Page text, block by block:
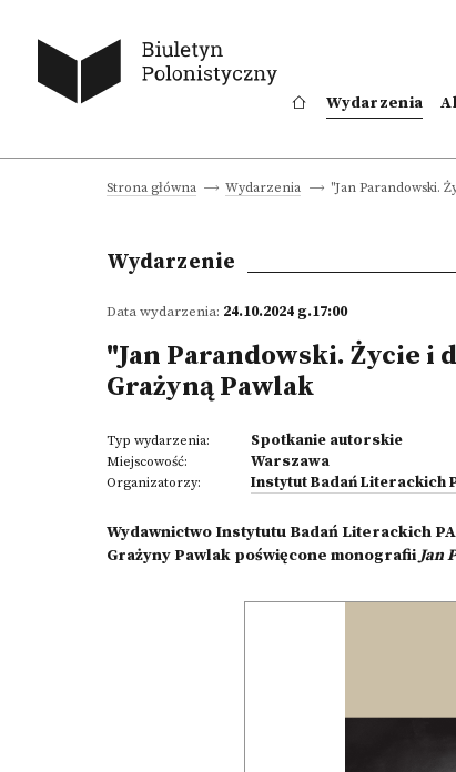
Wydarzenia
Strona główna Wydarzenia "Jan Parandowski.
Wydarzenie
Data wydarzenia: 24.10.2024 g.17:00
"Jan Parandowski. Życie i
Grażyną Pawlak
Typ wydarzenia: Spotkanie autorskie
Miejscowość: Warszawa
Organizatorzy: Instytut Badań Literackich
Wydawnictwo Instytutu Badań Literackich
Grażyny Pawlak poświęcone monografiiJan